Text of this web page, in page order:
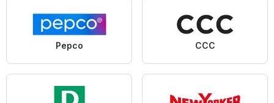
Pepco CCC